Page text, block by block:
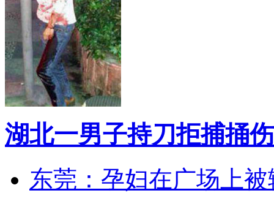
湖北一男子持刀拒捕捅
东莞：孕妇在广场上